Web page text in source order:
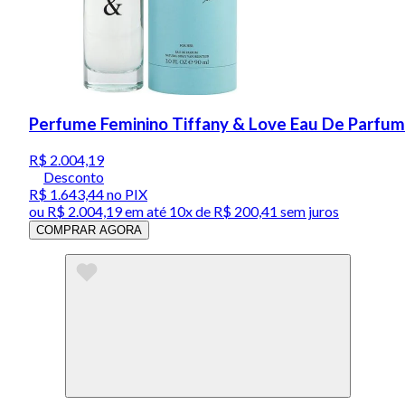
Perfume Feminino Tiffany & Love Eau De
R$ 2.004,19
Desconto
R$ 1.643,44no PIX
ou R$ 2.004,19em até 10x de R$ 200,41 sem juros
COMPRAR AGORA